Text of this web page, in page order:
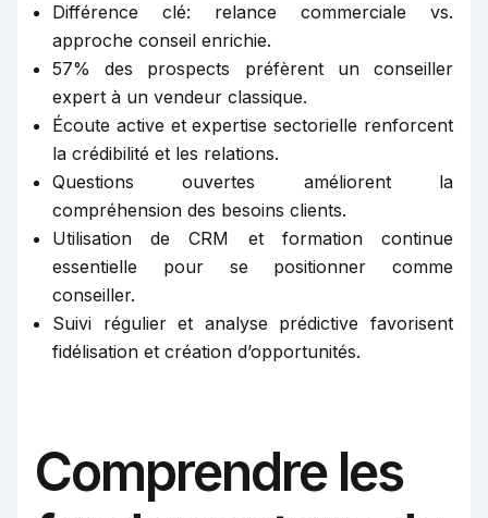
Différence clé: relance commerciale vs.
approche conseil enrichie.
57% des prospects préfèrent un conseiller
expert à un vendeur classique.
Écoute active et expertise sectorielle renforcent
la crédibilité et les relations.
Questions ouvertes améliorent la
compréhension des besoins clients.
Utilisation de CRM et formation continue
essentielle pour se positionner comme
conseiller.
Suivi régulier et analyse prédictive favorisent
fidélisation et création d’opportunités.
Comprendre les